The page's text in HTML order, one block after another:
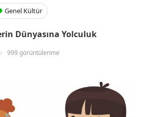
Genel Kültür
Dünyasına Yolculuk
999 görüntülenme